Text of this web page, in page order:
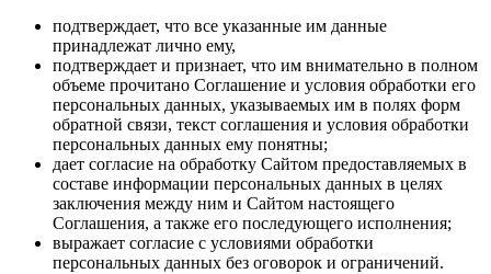
подтверждает, что все указанные им данные
принадлежат лично ему,
подтверждает и признает, что им внимательно в полном
объеме прочитано Соглашение и условия обработки его
персональных данных, указываемых им в полях форм
обратной связи, текст соглашения и условия обработки
персональных данных ему понятны;
дает согласие на обработку Сайтом предоставляемых в
составе информации персональных данных в целях
заключения между ним и Сайтом настоящего
Соглашения, а также его последующего исполнения;
выражает согласие с условиями обработки
персональных данных без оговорок и ограничений.